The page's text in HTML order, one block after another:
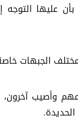
بأن عليها
الجبهات
آخرون،